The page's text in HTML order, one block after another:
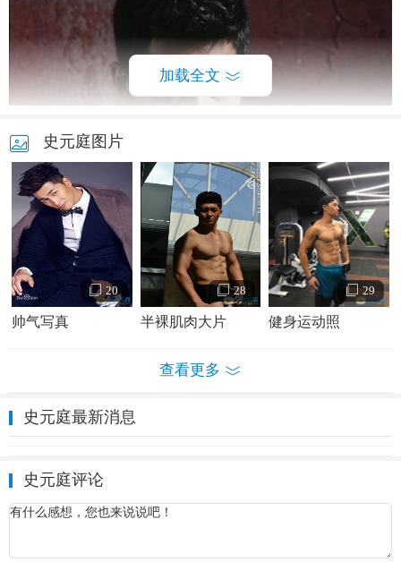
史元庭个人资料简介 史元庭写真照
加载全文
史元庭图片
20
帅气写真
28
半裸肌肉大片
29
健身运动照
查看更多
史元庭最新消息
史元庭评论